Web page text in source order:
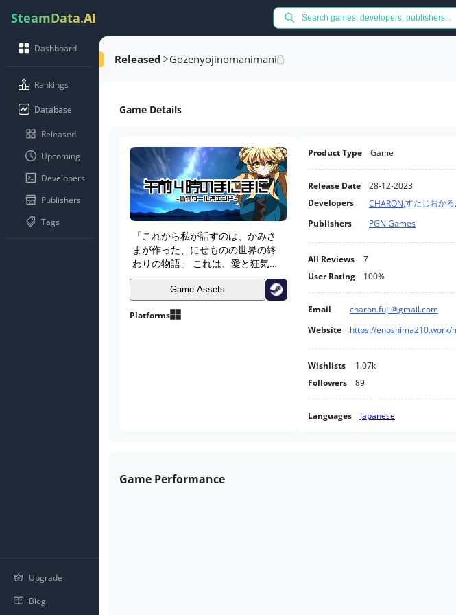
SteamData.AI
Dashboard
Rankings
Database
Released
Upcoming
Developers
Publishers
Tags
Upgrade
Blog
Released Gozenyojinomanimani
Game Details
「これから私が話すのは、かみさ
まが作った、にせものの世界の終
わりの物語」 これは、愛と狂気と
猟奇の惑星と——「僕」の終わり
の物語。 午前４時、終焉を待つ不
死鳥と、罪を犯した僕と君の最期
のひととき。 過去作「偽物ワール
Game Assets
Platforms
Product Type Game
Release Date
28-12-2023
Developers
CHARON,すたじおかろ
Publishers
PGN Games
All Reviews
7
User Rating
100%
Email
charon.fuji＠gmail.com
Website
https://enoshima210.work/
Wishlists
1.07k
Followers
89
Languages Japanese
Game Performance